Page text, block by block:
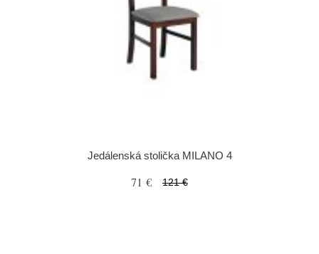
Jedálenská stolička MILANO 4
71 € 121 €